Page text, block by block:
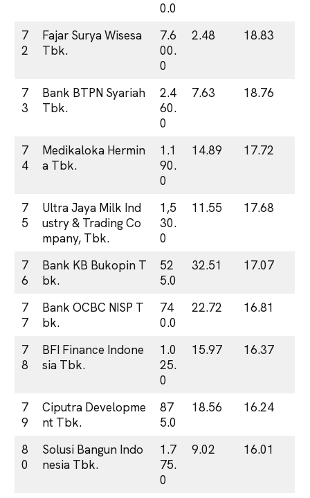
0.0
7
2
Fajar Surya Wisesa
Tbk.
7.6
00.
0
2.48 18.83
7
3
Bank BTPN Syariah
Tbk.
2.4
60.
0
7.63 18.76
7
4
Medikaloka Hermin
a Tbk.
1.1
90.
0
14.89 17.72
7
5
Ultra Jaya Milk Ind
ustry & Trading Co
mpany, Tbk.
1,5
30.
0
11.55 17.68
7
6
Bank KB Bukopin T
bk.
52
5.0
32.51 17.07
7
7
Bank OCBC NISP T
bk.
74
0.0
22.72 16.81
7
8
BFI Finance Indone
sia Tbk.
1.0
25.
0
15.97 16.37
7
9
Ciputra Developme
nt Tbk.
87
5.0
18.56 16.24
8
0
Solusi Bangun Indo
nesia Tbk.
1.7
75.
0
9.02 16.01